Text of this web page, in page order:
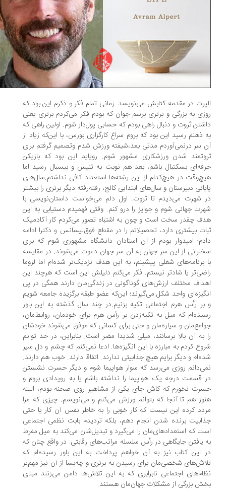
در مقدمه کتابش می‌نویسد: زمانی تمام فکر و ذکرم این بود که
به بزرگی و برتری برسم جوان که بودم فکر می‌کردم برتری یعنی
ثروت و دنبال راهی بودم که حسابی پول‌دار شوم. اولین راهی که
ذهنم رسید این بود که بروم سراغ کارگزاری بورس، با این‌که زیاد از
سر درنمی‌آوردم مدتی بعد،شیفته ورزش شدم وتصمیم گرفتم برای
شدن ورزشکاری مشهور شوم. رویایم این بود که بازیکن
بسکتبال باشم، بعد هم نوبت به تنیس و بیسبال رسید اما
در هیچ‌کدام از این رشته‌ها استعداد کافی نداشتم.سال‌های
دبیرستان و سال‌های ابتدایی کالج، رفته‌رفته دیگر برتری را بیشتر
شهرت می‌دیدم تا ثروت. اول دلم می‌خواست داستان‌نویسی با
جهانی شوم و جوایز را درو کنم. وقتی فهمیدم دستیابی به این
چقدر سخت است و چون به اشتباه تصور می‌کردم کار آکادمیک
بیشتری دارد، تحصیلاتم را در مقطع فوق‌لیسانس و دکترا ادامه
امیدوار بودم از آن استادان دانشگاه مشهوری شوم که برای
از این سر جهان به آن سر جهان دعوت می‌شوند. در مقایسه
برنامه‌های شغلی پیشینم، به این هدف نزدیک‌تر شده‌ام اما لزوما
یا شادتر نیستم. فکر می‌کنم دلیلش این است که هر‌چند این
مختلف ارزش‌های گوناگونی در زندگی‌مان دارند همگی در پی
واحد شکل می‌گیرند؛ این‌که عضو طبقه برگزیده جامعه شویم
رأس هرم اجتماعی تکیه بزنیم.در چند سال گذشته به این باور
که میل به تکیه‌زدن بر رأس هرم برای خودمان، روابط‌مان،
و سیاره‌مان و حتی برای کسانی که موفق می‌شوند خودشان
به آن بالا برسانند، میلی شدیدا مضر است. بنابراین، در حد توانم
کردم به مبارزه با این انگیزه‌ها. ادعا نمی‌کنم که چشم و دل سیر
و دیگر برایم هیچ جذابیتی ندارند. اتفاقا دارند. خوب هم دارند.
روزی می‌رسد که سوار هواپیما شوم و دیگر حسرت نشستن
قسمت درجه یک هواپیما را نداشته باشم یا به رویدادی بروم و
نخورم که کاش جای یکی از مشاهیر روی صحنه بودم،‌ البته
هم تا آنجا که بتوانم ورزش می‌کنم و می‌نویسم. چیزی که مرا
کرده این نیست که کار خوبی را به خاطر نفس آن کار یا حتی
برنده شدن انجام دهم، بلکه تردیدم بابت نظمی اجتماعی
که استعدادهای‌مان را می‌گیرد و تبدیل‌شان می‌کند به میل مفرط
یافتن جایگاهی در رأس سلسله مراتب‌های رقابتی. در واقع چنان که
این کتاب نیز به آن خواهم پرداخت به این باور رسیده‌ام که
شخصی‌مان برای رسیدن به برتری و چه‌بسا از آن نیز مهم‌تر
اجتماعی نابرابری که به این تلاش‌ها دامن می‌زنند مبنای
بزرگی از مشکلات جهان‌مان هستند.